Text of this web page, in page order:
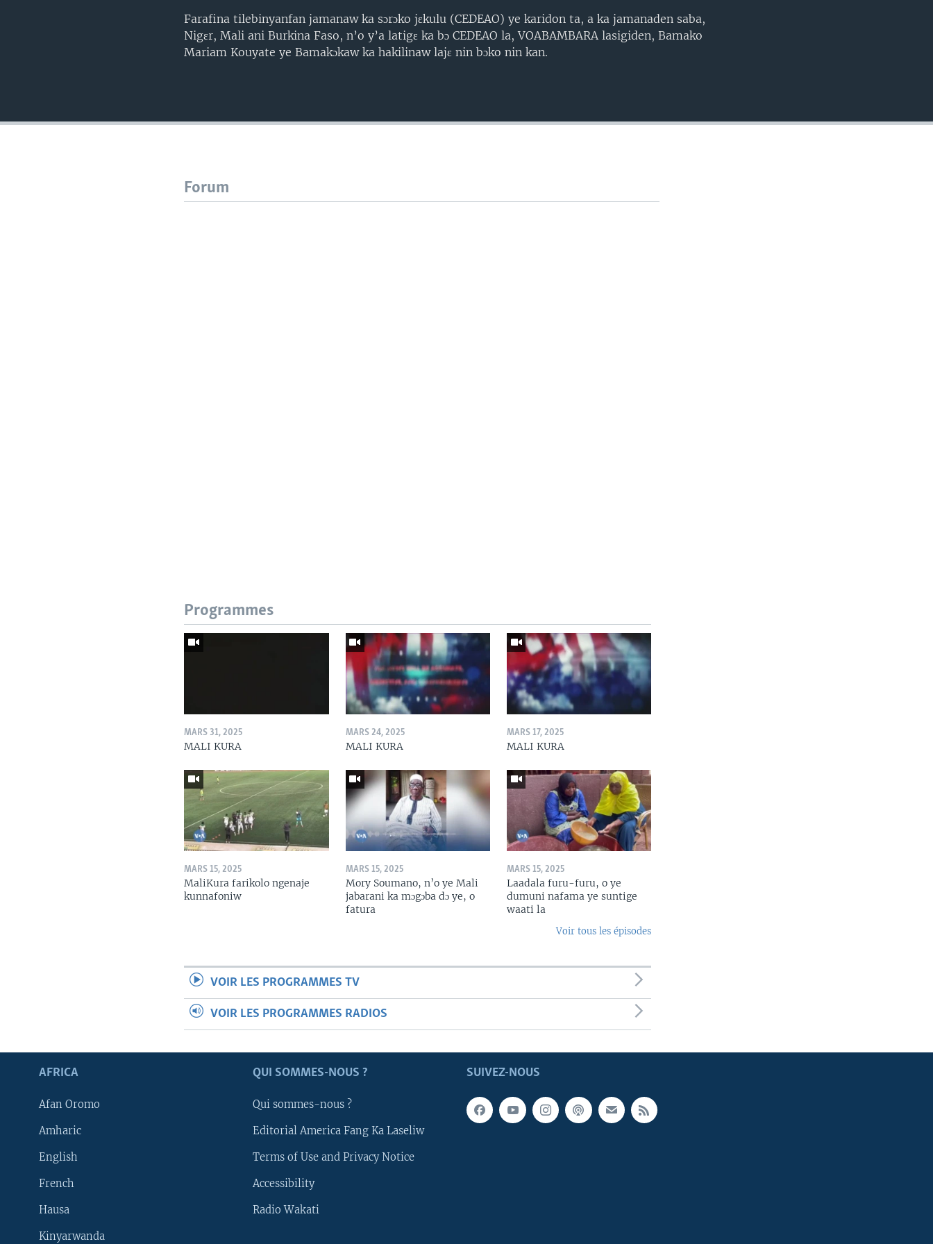
Farafina tilebinyanfan jamanaw ka sɔrɔko jɛkulu (CEDEAO) ye karidon ta, a ka jamanaden saba,
Nigɛr, Mali ani Burkina Faso, n’o y’a latigɛ ka bɔ CEDEAO la, VOABAMBARA lasigiden, Bamako
Mariam Kouyate ye Bamakɔkaw ka hakilinaw lajɛ nin bɔko nin kan.
Forum
Programmes
MARS 31, 2025
MALI KURA
MARS 24, 2025
MALI KURA
MARS 17, 2025
MALI KURA
MARS 15, 2025
MaliKura farikolo ngenaje
kunnafoniw
MARS 15, 2025
Mory Soumano, n’o ye Mali
jabarani ka mɔgɔba dɔ ye, o
fatura
MARS 15, 2025
Laadala furu-furu, o ye
dumuni nafama ye suntige
waati la
Voir tous les épisodes
VOIR LES PROGRAMMES TV
VOIR LES PROGRAMMES RADIOS
SUIVEZ-NOUS
AFRICA
Afan Oromo
Amharic
English
French
Hausa
Kinyarwanda
QUI SOMMES-NOUS ?
Qui sommes-nous ?
Editorial America Fang Ka Laseliw
Terms of Use and Privacy Notice
Accessibility
Radio Wakati